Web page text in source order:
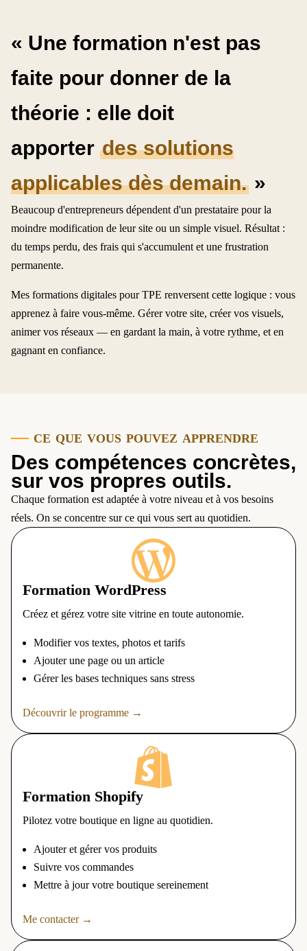
« Une formation n'est pas
faite pour donner de la
théorie : elle doit
apporter des solutions
applicables dès demain. »
Beaucoup d'entrepreneurs dépendent d'un prestataire pour la
moindre modification de leur site ou un simple visuel. Résultat :
du temps perdu, des frais qui s'accumulent et une frustration
permanente.
Mes formations digitales pour TPE renversent cette logique : vous
apprenez à faire vous-même. Gérer votre site, créer vos visuels,
animer vos réseaux — en gardant la main, à votre rythme, et en
gagnant en confiance.
— ce que vous pouvez apprendre
Des compétences concrètes,
sur vos propres outils.
Chaque formation est adaptée à votre niveau et à vos besoins
réels. On se concentre sur ce qui vous sert au quotidien.

Formation WordPress
Créez et gérez votre site vitrine en toute autonomie.
Modifier vos textes, photos et tarifs
Ajouter une page ou un article
Gérer les bases techniques sans stress
Découvrir le programme →

Formation Shopify
Pilotez votre boutique en ligne au quotidien.
Ajouter et gérer vos produits
Suivre vos commandes
Mettre à jour votre boutique sereinement
Me contacter →